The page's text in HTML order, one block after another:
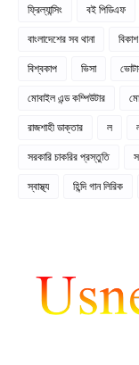
ফ্রিল্যান্সিং
বই পিডিএফ
বাংলাদেশের সব থানা
বিকাশ
বিশ্বকাপ
ভিসা
মোবাইল এন্ড কম্পিউটার
রাজশাহী ডাক্তার
ল
সরকারি চাকরির প্রস্তুতি
স্বাস্থ্য
হিন্দি গান লিরিক